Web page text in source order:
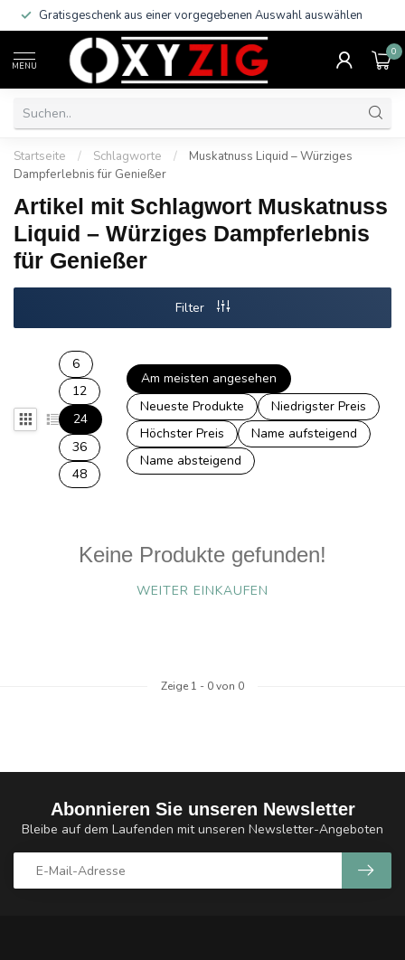
Gratisgeschenk aus einer vorgegebenen Auswahl auswählen
MENU
0
Startseite / Schlagworte /
Muskatnuss Liquid – Würziges
Dampferlebnis für Genießer
Artikel mit Schlagwort Muskatnuss
Liquid – Würziges Dampferlebnis
für Genießer
Filter
6
12
24
36
48
Am meisten angesehen
Neueste Produkte
Niedrigster Preis
Höchster Preis
Name aufsteigend
Name absteigend
Keine Produkte gefunden!
WEITER EINKAUFEN
Zeige 1 - 0von 0
Abonnieren Sie unseren Newsletter
Bleibe auf dem Laufenden mit unseren Newsletter-Angeboten